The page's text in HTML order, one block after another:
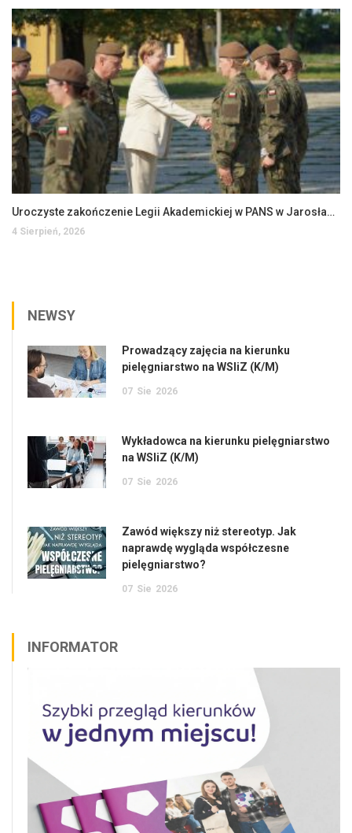
Uroczyste zakończenie Legii Akademickiej w PANS w Jarosławiu
4 Sierpień, 2026
NEWSY
Prowadzący zajęcia na kierunku
pielęgniarstwo na WSIiZ (K/M)
07 Sie 2026
Wykładowca na kierunku pielęgniarstwo
na WSIiZ (K/M)
07 Sie 2026
Zawód większy niż stereotyp. Jak
naprawdę wygląda współczesne
pielęgniarstwo?
07 Sie 2026
INFORMATOR